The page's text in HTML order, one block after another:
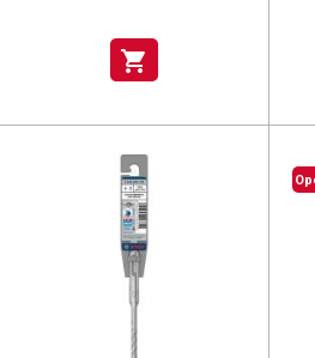
shopping_cart